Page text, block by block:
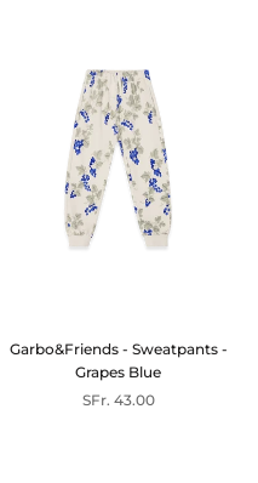
Garbo&Friends - Sweatpants -
Grapes Blue
SFr. 43.00